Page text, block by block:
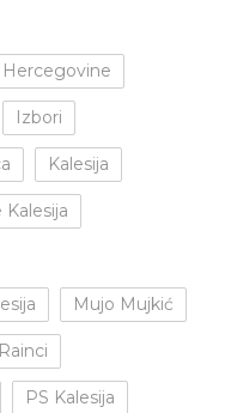
Hercegovine
Izbori
Kalesija
Mujo Mujkić
PS Kalesija